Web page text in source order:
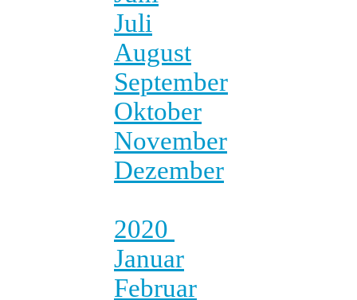
Juli
August
September
Oktober
November
Dezember
2020
Januar
Februar